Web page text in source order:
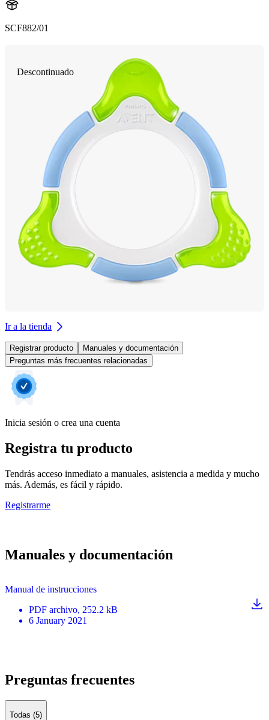
SCF882/01
Descontinuado
Ir a la tienda
Registrar producto
Manuales y documentación
Preguntas más frecuentes relacionadas
Inicia sesión o crea una cuenta
Registra tu producto
Tendrás acceso inmediato a manuales, asistencia a medida y mucho
más. Además, es fácil y rápido.
Registrarme
Manuales y documentación
Manual de instrucciones
PDF archivo, 252.2 kB
6 January 2021
Preguntas frecuentes
Todas (5)